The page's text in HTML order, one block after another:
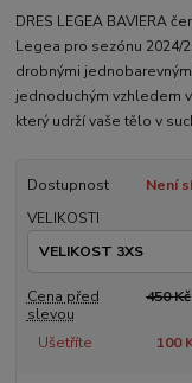
DRES LEGEA BAVIERA
Legea pro sezónu 2024/
drobnými
jednoduchým vzhledem
který udrží vaše tělo v
Dostupnost
Není
VELIKOSTI
Cena před
slevou
450 Kč
Ušetříte 100